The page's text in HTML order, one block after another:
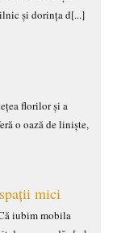
și dorința d[...]
florilor și a
o oază de liniște,
mici
iubim mobila